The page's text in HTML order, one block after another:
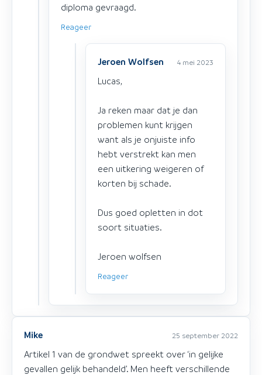
diploma gevraagd.
Reageer
Jeroen Wolfsen 4 mei 2023
Lucas,
Ja reken maar dat je dan
problemen kunt krijgen
want als je onjuiste info
hebt verstrekt kan men
een uitkering weigeren of
korten bij schade.
Dus goed opletten in dot
soort situaties.
Jeroen wolfsen
Reageer
Mike 25 september 2022
Artikel 1 van de grondwet spreekt over ‘in gelijke
gevallen gelijk behandeld’. Men heeft verschillende